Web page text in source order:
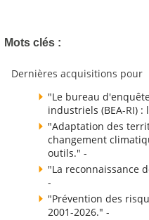
Mots clés :
Dernières acquisitions pour
"Le bureau
industriels (BEA-RI)
"Adaptation des
changement
outils." -
"La reconnaissance
-
"Prévention des
2001-2026." -